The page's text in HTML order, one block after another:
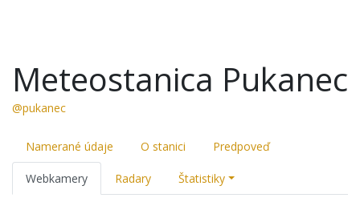
Meteostanica Pukanec
@pukanec
Namerané údaje O stanici Predpoveď
Webkamery Radary Štatistiky